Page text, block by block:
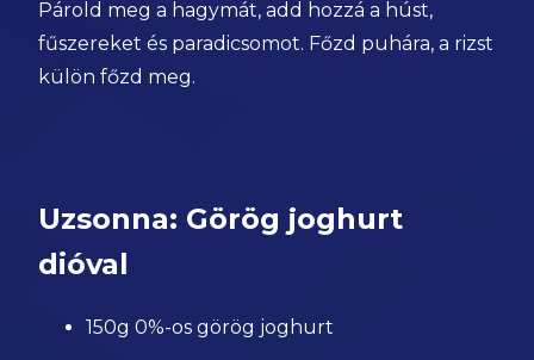
Párold meg a hagymát, add hozzá a húst,
fűszereket és paradicsomot. Főzd puhára, a rizst
külön főzd meg.
Uzsonna: Görög joghurt
dióval
150g 0%-os görög joghurt